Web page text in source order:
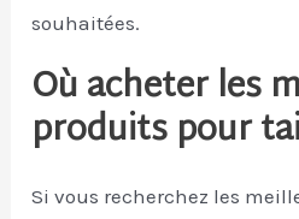
souhaitées.
Où acheter les
produits pour
Si vous recherchez les